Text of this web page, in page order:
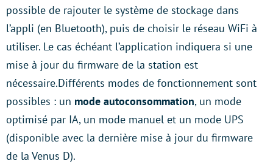
possible de rajouter le système de stockage dans
l’appli (en Bluetooth), puis de choisir le réseau WiFi à
utiliser. Le cas échéant l’application indiquera si une
mise à jour du firmware de la station est
nécessaire.Différents modes de fonctionnement sont
possibles : un mode autoconsommation, un mode
optimisé par IA, un mode manuel et un mode UPS
(disponible avec la dernière mise à jour du firmware
de la Venus D).